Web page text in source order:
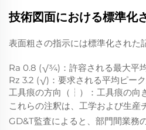
技術図面における標準化
表面粗さの指示には標準化された
Ra 0.8 (√¾)：許容される最大平
Rz 3.2 (√)：要求される平均ピー
工具痕の方向（┆）：工具痕の向
これらの注釈は、工学および生産
GD&T監査によると、部門間業務